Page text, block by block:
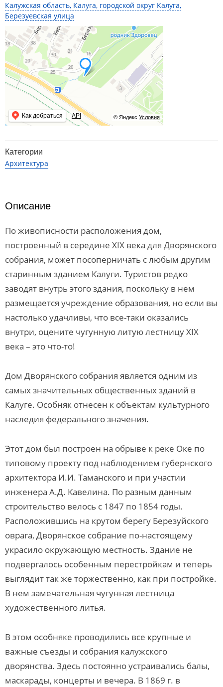
Калужская область, Калуга, городской округ Калуга,
Березуевская улица
© Яндекс Условия
Как добраться API
Категории
Архитектура
Описание
По живописности расположения дом,
построенный в середине XIX века для Дворянского
собрания, может посоперничать с любым другим
старинным зданием Калуги. Туристов редко
заводят внутрь этого здания, поскольку в нем
размещается учреждение образования, но если вы
настолько удачливы, что все-таки оказались
внутри, оцените чугунную литую лестницу XIX
века – это что-то!
Дом Дворянского собрания является одним из
самых значительных общественных зданий в
Калуге. Особняк отнесен к объектам культурного
наследия федерального значения.
Этот дом был построен на обрыве к реке Оке по
типовому проекту под наблюдением губернского
архитектора И.И. Таманского и при участии
инженера А.Д. Кавелина. По разным данным
строительство велось с 1847 по 1854 годы.
Расположившись на крутом берегу Березуйского
оврага, Дворянское собрание по-настоящему
украсило окружающую местность. Здание не
подвергалось особенным перестройкам и теперь
выглядит так же торжественно, как при постройке.
В нем замечательная чугунная лестница
художественного литья.
В этом особняке проводились все крупные и
важные съезды и собрания калужского
дворянства. Здесь постоянно устраивались балы,
маскарады, концерты и вечера. В 1869 г. в